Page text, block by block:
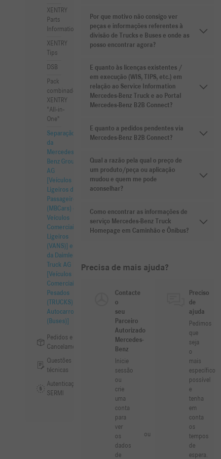
XENTRY
Parts
Information
XENTRY
Tips
DSB
Pack
combinado
XENTRY
"All-in-
One"
Separação
da
Mercedes-
Benz Group
AG
[Veículos
Ligeiros de
Passageiros
(MBCars) e
Veículos
Comerciais
Ligeiros
(VANS)] e
da Daimler
Truck AG
[Veículos
Comerciais
Pesados
(TRUCKS) e
Autocarros
(Buses)]
Pedidos e
Cancelamentos
Questões
técnicas
Autenticação
SERMI
Por que motivo não consigo ver
peças e informações referentes à
divisão de Trucks e Buses e onde as
posso encontrar agora?
E quanto às licenças existentes /
em execução (WIS, TIPS, etc.) em
relação ao Service Information
Mercedes-Benz Truck e ao Portal
Mercedes-Benz B2B Connect?
E quanto a pedidos pendentes via
Mercedes-Benz B2B Connect?
Qual a razão pela qual o preço de
um produto/peça ou aplicação
mudou e quem me pode
aconselhar?
Como encontrar as informações de
serviço Mercedes-Benz Truck
Homepage em Caminhão e Ônibus?
Precisa de mais ajuda?
Contacte
o
seu
Parceiro
Autorizado
Mercedes-
Benz
Inicie
sessão
ou
crie
uma
conta
para
ver
os
dados
de
ou
Preciso
de
ajuda
Pedimos
que
seja
o
mais
específico
possível
e
tenha
em
conta
os
tempos
de
espera.